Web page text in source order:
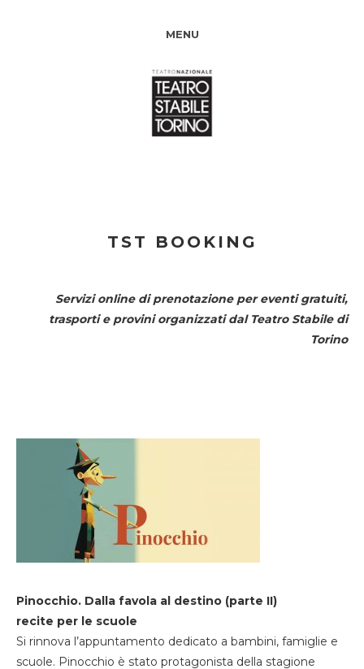
MENU
TST BOOKING
Servizi online di prenotazione per eventi gratuiti,
trasporti e provini organizzati dal Teatro Stabile di
Torino
Pinocchio. Dalla favola al destino (parte II)
recite per le scuole
Si rinnova l’appuntamento dedicato a bambini, famiglie e
scuole. Pinocchio è stato protagonista della stagione